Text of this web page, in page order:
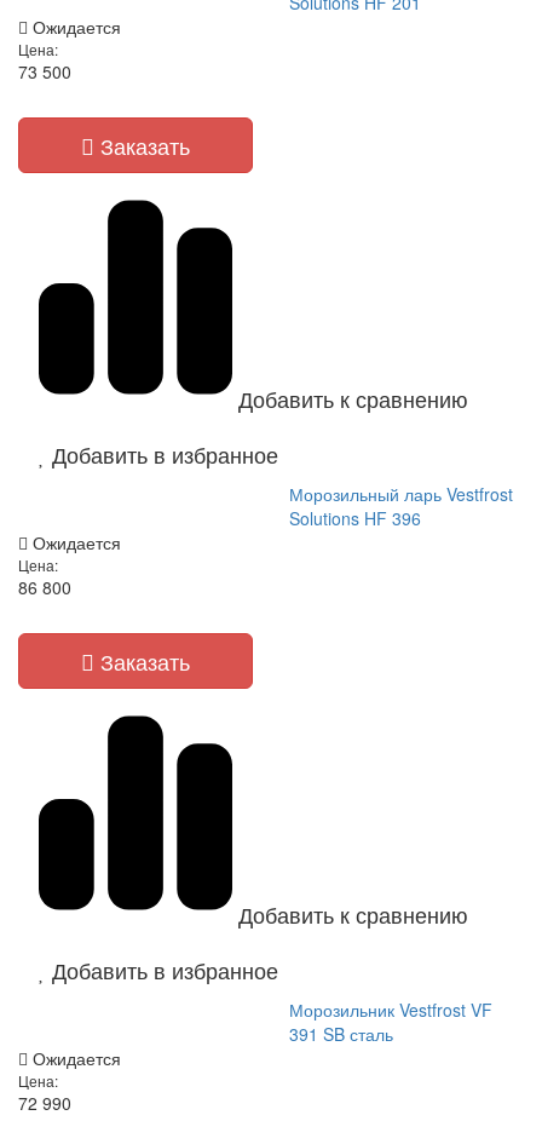
Ожидается
Цена:
73 500
Заказать
Добавить к сравнению
Добавить в избранное
Морозильный ларь Vestfrost
Solutions HF 396
Ожидается
Цена:
86 800
Заказать
Добавить к сравнению
Добавить в избранное
Морозильник Vestfrost VF
391 SB сталь
Ожидается
Цена:
72 990